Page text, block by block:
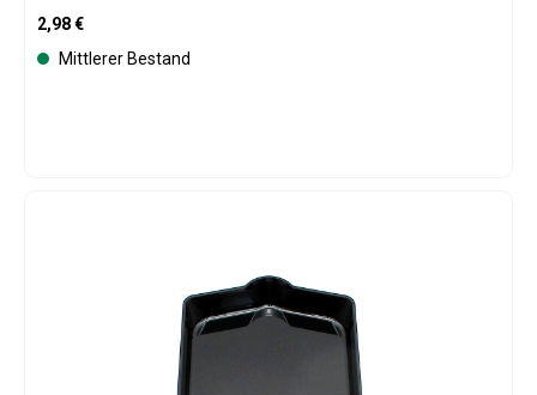
Regulärer Preis:
2,98 €
Mittlerer Bestand